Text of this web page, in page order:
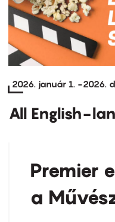
2026. január 1. -2026.
All English-
Premier
a